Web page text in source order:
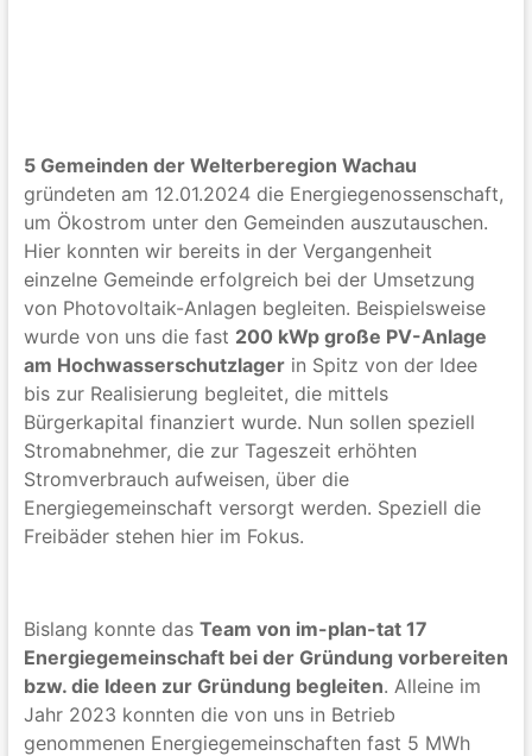
5 Gemeinden der Welterberegion Wachau
gründeten am 12.01.2024 die Energiegenossenschaft,
um Ökostrom unter den Gemeinden auszutauschen.
Hier konnten wir bereits in der Vergangenheit
einzelne Gemeinde erfolgreich bei der Umsetzung
von Photovoltaik-Anlagen begleiten. Beispielsweise
wurde von uns die fast 200 kWp große PV-Anlage
am Hochwasserschutzlagerin Spitz von der Idee
bis zur Realisierung begleitet, die mittels
Bürgerkapital finanziert wurde. Nun sollen speziell
Stromabnehmer, die zur Tageszeit erhöhten
Stromverbrauch aufweisen, über die
Energiegemeinschaft versorgt werden. Speziell die
Freibäder stehen hier im Fokus.
Bislang konnte das Team von im-plan-tat 17
Energiegemeinschaft bei der Gründung vorbereiten
bzw. die Ideen zur Gründung begleiten. Alleine im
Jahr 2023 konnten die von uns in Betrieb
genommenen Energiegemeinschaften fast 5 MWh